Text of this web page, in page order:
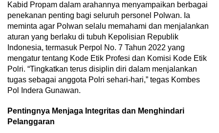
Kabid Propam dalam arahannya menyampaikan berbagai
penekanan penting bagi seluruh personel Polwan. Ia
meminta agar Polwan selalu memahami dan menjalankan
aturan yang berlaku di tubuh Kepolisian Republik
Indonesia, termasuk Perpol No. 7 Tahun 2022 yang
mengatur tentang Kode Etik Profesi dan Komisi Kode Etik
Polri. “Tingkatkan terus disiplin diri dalam menjalankan
tugas sebagai anggota Polri sehari-hari,” tegas Kombes
Pol Indera Gunawan.
Pentingnya Menjaga Integritas dan Menghindari
Pelanggaran